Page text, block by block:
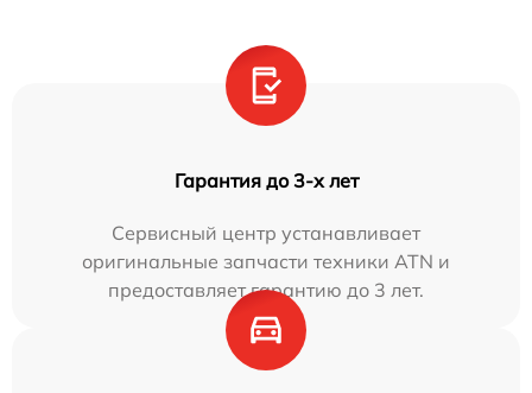
Гарантия до 3-х лет
Сервисный центр устанавливает
оригинальные запчасти техники ATN и
предоставляет гарантию до 3 лет.